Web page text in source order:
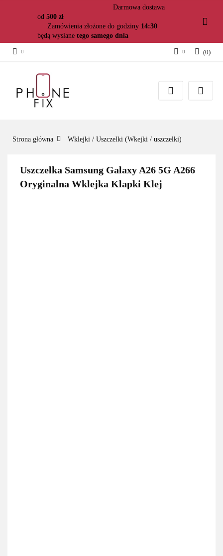
Darmowa dostawa
od 500 zł
Zamówienia złożone do godziny 14:30
będą wysłane tego samego dnia
Załóż konto
(0)
Strona główna Wklejki / Uszczelki (Wkejki / uszczelki)
Uszczelka Samsung Galaxy A26 5G A266
Oryginalna Wklejka Klapki Klej